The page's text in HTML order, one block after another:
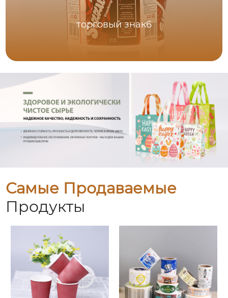
торговый знак6
Самые Продаваемые
Продукты